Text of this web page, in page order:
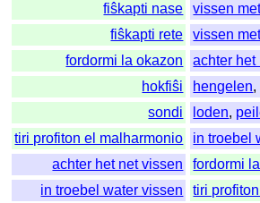
fiŝkapti nase
vissen
fiŝkapti rete
vissen
fordormi la okazon
achter het
hokfiŝi
hengelen,
sondi
loden,
tiri profiton el malharmonio
in troebel
achter het net vissen
fordormi
in troebel water vissen
tiri